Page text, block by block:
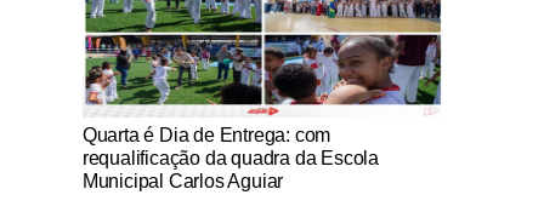
Notícias Católicas
Quarta é Dia de Entrega: com
requalificação da quadra da Escola
Municipal Carlos Aguiar